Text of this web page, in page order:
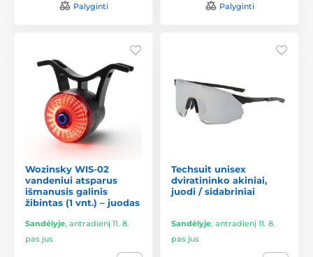
Palyginti Palyginti
Wozinsky WIS-02
vandeniui atsparus
išmanusis galinis
žibintas (1 vnt.) – juodas
Sandėlyje, antradienį 11. 8.
pas jus
Techsuit unisex
dviratininko akiniai,
juodi / sidabriniai
Sandėlyje, antradienį 11. 8.
pas jus